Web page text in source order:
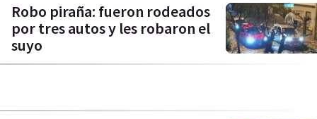
Robo piraña: fueron rodeados
por tres autos y les robaron el
suyo